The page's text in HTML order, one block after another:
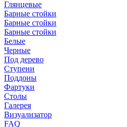
Глянцевые
Барные стойки
Барные стойки
Барные стойки
Белые
Черные
Под дерево
Ступени
Поддоны
Фартуки
Столы
Галерея
Визуализатор
FAQ